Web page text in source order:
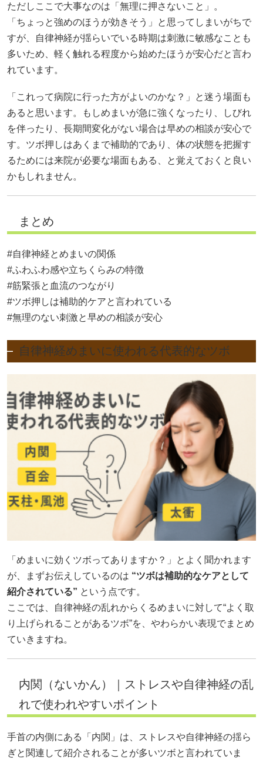
ただしここで大事なのは「無理に押さないこと」。
「ちょっと強めのほうが効きそう」と思ってしまいがちで
すが、自律神経が揺らいでいる時期は刺激に敏感なことも
多いため、軽く触れる程度から始めたほうが安心だと言わ
れています。
「これって病院に行った方がよいのかな？」と迷う場面も
あると思います。もしめまいが急に強くなったり、しびれ
を伴ったり、長期間変化がない場合は早めの相談が安心で
す。ツボ押しはあくまで補助的であり、体の状態を把握す
るためには来院が必要な場面もある、と覚えておくと良い
かもしれません。
まとめ
#自律神経とめまいの関係
#ふわふわ感や立ちくらみの特徴
#筋緊張と血流のつながり
#ツボ押しは補助的ケアと言われている
#無理のない刺激と早めの相談が安心
自律神経めまいに使われる代表的なツボ
「めまいに効くツボってありますか？」とよく聞かれます
が、まずお伝えしているのは “ツボは補助的なケアとして
紹介されている” という点です。
ここでは、自律神経の乱れからくるめまいに対して“よく取
り上げられることがあるツボ”を、やわらかい表現でまとめ
ていきますね。
内関（ないかん）｜ストレスや自律神経の乱
れで使われやすいポイント
手首の内側にある「内関」は、ストレスや自律神経の揺ら
ぎと関連して紹介されることが多いツボと言われていま